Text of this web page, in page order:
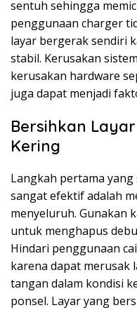
sentuh sehingga
penggunaan charger
layar bergerak sendiri
stabil. Kerusakan
kerusakan hardware
juga dapat menjadi
Bersihkan
Kering
Langkah pertama
sangat efektif adalah
menyeluruh. Gunakan
untuk menghapus
Hindari penggunaan
karena dapat merusak
tangan dalam kondisi
ponsel. Layar yang